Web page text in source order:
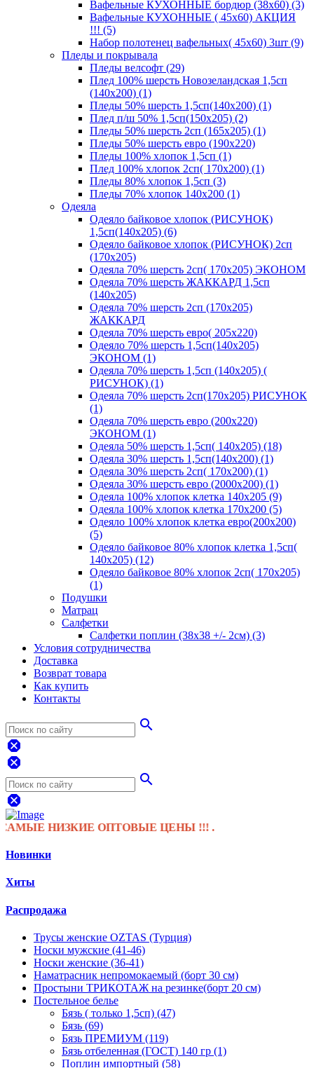
Вафельные КУХОННЫЕ бордюр (38х60) (3)
Вафельные КУХОННЫЕ ( 45х60) АКЦИЯ
!!! (5)
Набор полотенец вафельных( 45х60) 3шт (9)
Пледы и покрывала
Пледы велсофт (29)
Плед 100% шерсть Новозеландская 1,5сп
(140х200) (1)
Пледы 50% шерсть 1,5сп(140х200) (1)
Плед п/ш 50% 1,5сп(150х205) (2)
Пледы 50% шерсть 2сп (165х205) (1)
Пледы 50% шерсть евро (190х220)
Пледы 100% хлопок 1,5сп (1)
Плед 100% хлопок 2сп( 170х200) (1)
Пледы 80% хлопок 1,5сп (3)
Пледы 70% хлопок 140х200 (1)
Одеяла
Одеяло байковое хлопок (РИСУНОК)
1,5сп(140х205) (6)
Одеяло байковое хлопок (РИСУНОК) 2сп
(170х205)
Одеяла 70% шерсть 2сп( 170х205) ЭКОНОМ
Одеяла 70% шерсть ЖАККАРД 1,5сп
(140х205)
Одеяла 70% шерсть 2сп (170х205)
ЖАККАРД
Одеяла 70% шерсть евро( 205х220)
Одеяло 70% шерсть 1,5сп(140х205)
ЭКОНОМ (1)
Одеяла 70% шерсть 1,5сп (140х205) (
РИСУНОК) (1)
Одеяла 70% шерсть 2сп(170х205) РИСУНОК
(1)
Одеяла 70% шерсть евро (200х220)
ЭКОНОМ (1)
Одеяла 50% шерсть 1,5сп( 140х205) (18)
Одеяла 30% шерсть 1,5сп(140х200) (1)
Одеяла 30% шерсть 2сп( 170х200) (1)
Одеяла 30% шерсть евро (2000х200) (1)
Одеяла 100% хлопок клетка 140х205 (9)
Одеяла 100% хлопок клетка 170х200 (5)
Одеяло 100% хлопок клетка евро(200х200)
(5)
Одеяло байковое 80% хлопок клетка 1,5сп(
140х205) (12)
Одеяло байковое 80% хлопок 2сп( 170х205)
(1)
Подушки
Матрац
Салфетки
Салфетки поплин (38х38 +/- 2см) (3)
Условия сотрудничества
Доставка
Возврат товара
Как купить
Контакты
search
dangerous
dangerous
search
dangerous
НИЗКИЕ ОПТОВЫЕ ЦЕНЫ !!! .
Новинки
Хиты
Распродажа
Трусы женские OZTAS (Турция)
Носки мужские (41-46)
Носки женские (36-41)
Наматрасник непромокаемый (борт 30 см)
Простыни ТРИКОТАЖ на резинке(борт 20 см)
Постельное белье
Бязь ( только 1,5сп) (47)
Бязь (69)
Бязь ПРЕМИУМ (119)
Бязь отбеленная (ГОСТ) 140 гр (1)
Поплин импортный (58)